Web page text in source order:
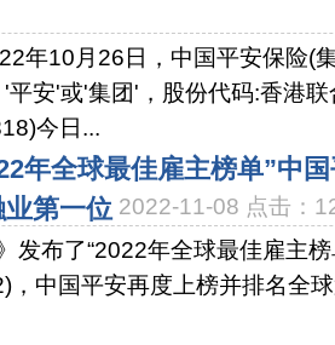
年10月26日，中国平安保险(
平安'或'集团'，股份代码:香港
今日...
年全球最佳雇主榜单”中
第一位 2022-11-08 点击：
发布了“2022年全球最佳雇主
，中国平安再度上榜并排名全